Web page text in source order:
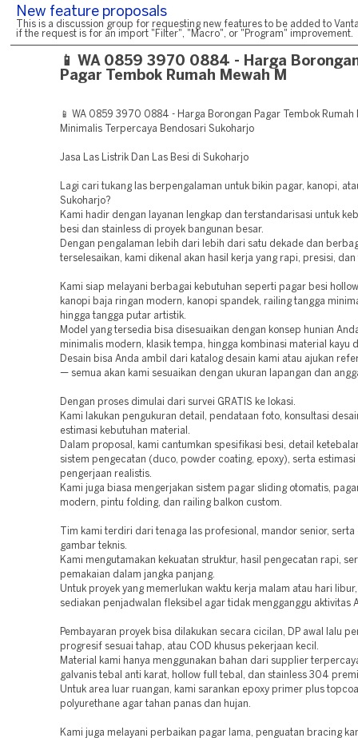
New feature proposals
This is a discussion group for requesting new features to be added to
if the request is for an import "Filter", "Macro", or "Program" improvement.
📱 WA 0859 3970 0884 - Harga
Pagar Tembok Rumah Mewah M
📱 WA 0859 3970 0884 - Harga Borongan Pagar Tembok Rumah
Minimalis Terpercaya Bendosari Sukoharjo
Jasa Las Listrik Dan Las Besi di Sukoharjo
Lagi cari tukang las berpengalaman untuk bikin pagar, kanopi,
Sukoharjo?
Kami hadir dengan layanan lengkap dan terstandarisasi untuk
besi dan stainless di proyek bangunan besar.
Dengan pengalaman lebih dari lebih dari satu dekade dan
terselesaikan, kami dikenal akan hasil kerja yang rapi, presisi, dan
Kami siap melayani berbagai kebutuhan seperti pagar besi
kanopi baja ringan modern, kanopi spandek, railing tangga
hingga tangga putar artistik.
Model yang tersedia bisa disesuaikan dengan konsep hunian
minimalis modern, klasik tempa, hingga kombinasi material kayu
Desain bisa Anda ambil dari katalog desain kami atau ajukan
— semua akan kami sesuaikan dengan ukuran lapangan dan
Dengan proses dimulai dari survei GRATIS ke lokasi.
Kami lakukan pengukuran detail, pendataan foto, konsultasi
estimasi kebutuhan material.
Dalam proposal, kami cantumkan spesifikasi besi, detail
sistem pengecatan (duco, powder coating, epoxy), serta estimasi
pengerjaan realistis.
Kami juga biasa mengerjakan sistem pagar sliding otomatis,
modern, pintu folding, dan railing balkon custom.
Tim kami terdiri dari tenaga las profesional, mandor senior,
gambar teknis.
Kami mengutamakan kekuatan struktur, hasil pengecatan rapi,
pemakaian dalam jangka panjang.
Untuk proyek yang memerlukan waktu kerja malam atau hari
sediakan penjadwalan fleksibel agar tidak mengganggu aktivitas
Pembayaran proyek bisa dilakukan secara cicilan, DP awal lalu
progresif sesuai tahap, atau COD khusus pekerjaan kecil.
Material kami hanya menggunakan bahan dari supplier
galvanis tebal anti karat, hollow full tebal, dan stainless 304
Untuk area luar ruangan, kami sarankan epoxy primer plus
polyurethane agar tahan panas dan hujan.
Kami juga melayani perbaikan pagar lama, penguatan bracing